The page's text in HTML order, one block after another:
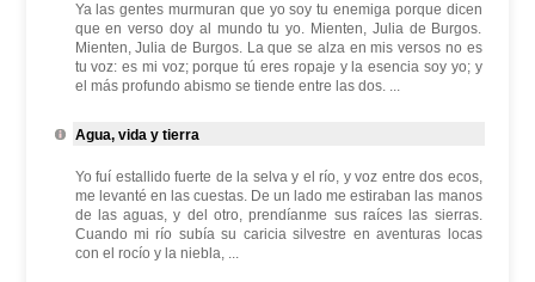
Ya las gentes murmuran que yo soy tu enemiga porque dicen
que en verso doy al mundo tu yo. Mienten, Julia de Burgos.
Mienten, Julia de Burgos. La que se alza en mis versos no es
tu voz: es mi voz; porque tú eres ropaje y la esencia soy yo; y
el más profundo abismo se tiende entre las dos. ...
Agua, vida y tierra
Yo fuí estallido fuerte de la selva y el río, y voz entre dos ecos,
me levanté en las cuestas. De un lado me estiraban las manos
de las aguas, y del otro, prendíanme sus raíces las sierras.
Cuando mi río subía su caricia silvestre en aventuras locas
con el rocío y la niebla, ...